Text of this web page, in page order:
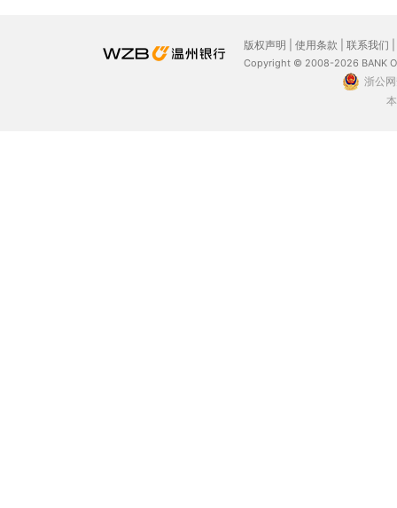
版权声明 使用条款 联系我们
Copyright © 2008-2026 BANK
浙公